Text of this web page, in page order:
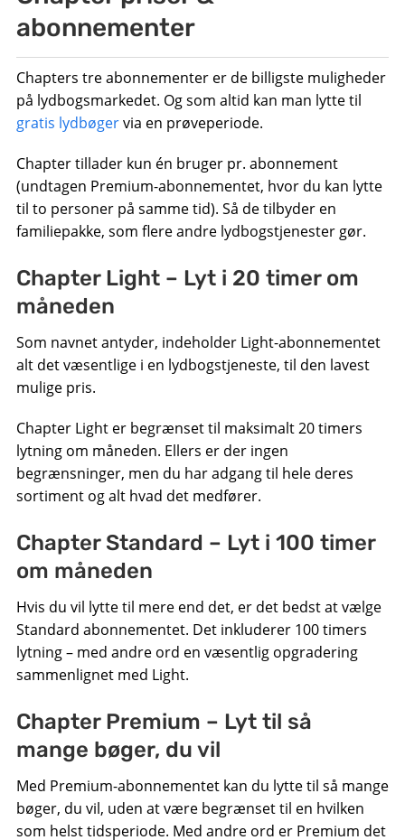
abonnementer
Chapters tre abonnementer er de billigste muligheder
på lydbogsmarkedet. Og som altid kan man lytte til
gratis lydbøgervia en prøveperiode.
Chapter tillader kun én bruger pr. abonnement
(undtagen Premium-abonnementet, hvor du kan lytte
til to personer på samme tid). Så de tilbyder en
familiepakke, som flere andre lydbogstjenester gør.
Chapter Light – Lyt i 20 timer om
måneden
Som navnet antyder, indeholder Light-abonnementet
alt det væsentlige i en lydbogstjeneste, til den lavest
mulige pris.
Chapter Light er begrænset til maksimalt 20 timers
lytning om måneden. Ellers er der ingen
begrænsninger, men du har adgang til hele deres
sortiment og alt hvad det medfører.
Chapter Standard – Lyt i 100 timer
om måneden
Hvis du vil lytte til mere end det, er det bedst at vælge
Standard abonnementet. Det inkluderer 100 timers
lytning – med andre ord en væsentlig opgradering
sammenlignet med Light.
Chapter Premium – Lyt til så
mange bøger, du vil
Med Premium-abonnementet kan du lytte til så mange
bøger, du vil, uden at være begrænset til en hvilken
som helst tidsperiode. Med andre ord er Premium det